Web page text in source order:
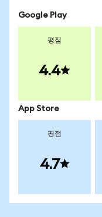
Google Play
평점
4.4
App Store
평점
4.7